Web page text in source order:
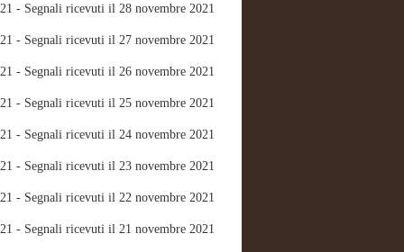
- Segnali ricevuti il 28 novembre 2021
- Segnali ricevuti il 27 novembre 2021
- Segnali ricevuti il 26 novembre 2021
- Segnali ricevuti il 25 novembre 2021
- Segnali ricevuti il 24 novembre 2021
- Segnali ricevuti il 23 novembre 2021
- Segnali ricevuti il 22 novembre 2021
- Segnali ricevuti il 21 novembre 2021